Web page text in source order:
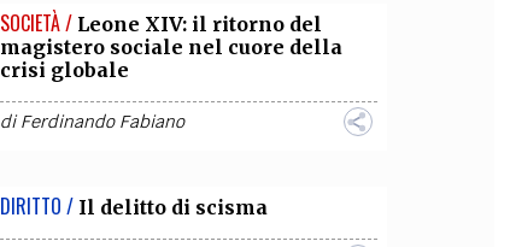
SOCIETÀ / Leone XIV: il ritorno del
magistero sociale nel cuore della
crisi globale
diFerdinando Fabiano
DIRITTO / Il delitto di scisma